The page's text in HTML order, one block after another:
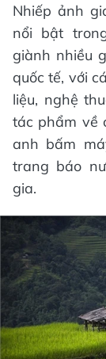
Nhiếp ảnh
nổi bật
giành nhiều
quốc tế, với
liệu, nghệ
tác phẩm về
anh bấm
trang báo
gia.